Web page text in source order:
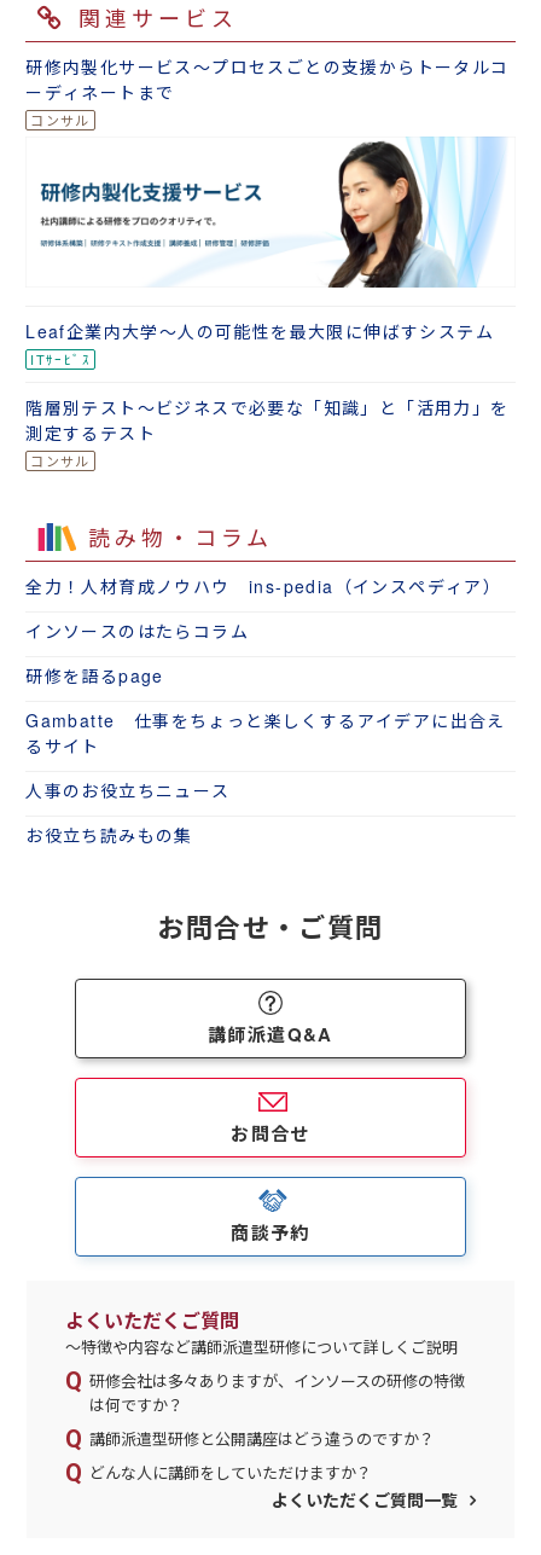
関連サービス
研修内製化サービス～プロセスごとの支援からトータルコ
ーディネートまで
Leaf企業内大学～人の可能性を最大限に伸ばすシステム
階層別テスト～ビジネスで必要な「知識」と「活用力」を
測定するテスト
読み物・コラム
全力！人材育成ノウハウ ins-pedia（インスペディア）
インソースのはたらコラム
研修を語るpage
Gambatte 仕事をちょっと楽しくするアイデアに出合え
るサイト
人事のお役立ちニュース
お役立ち読みもの集
お問合せ・ご質問
講師派遣Q&A
お問合せ
商談予約
よくいただくご質問
～特徴や内容など講師派遣型研修について詳しくご説明
研修会社は多々ありますが、インソースの研修の特徴
は何ですか？
講師派遣型研修と公開講座はどう違うのですか？
どんな人に講師をしていただけますか？
よくいただくご質問一覧